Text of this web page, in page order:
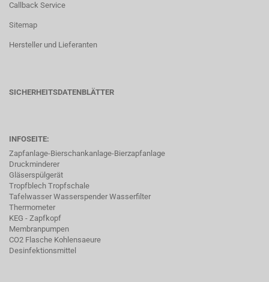
Callback Service
Sitemap
Hersteller und Lieferanten
SICHERHEITSDATENBLÄTTER
INFOSEITE:
Zapfanlage-Bierschankanlage-Bierzapfanlage
Druckminderer
Gläserspülgerät
Tropfblech Tropfschale
Tafelwasser Wasserspender Wasserfilter
Thermometer
KEG - Zapfkopf
Membranpumpen
CO2 Flasche Kohlensaeure
Desinfektionsmittel